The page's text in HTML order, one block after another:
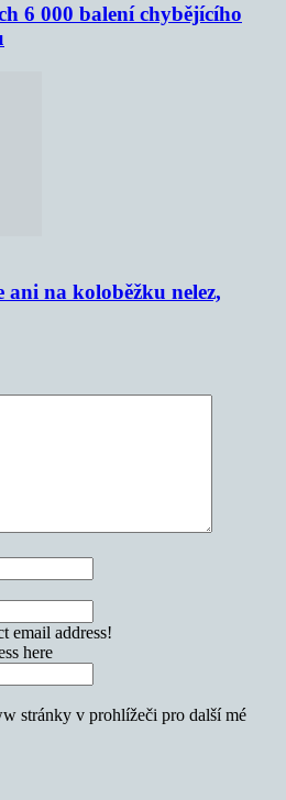
6 000 balení chybějícího
ani na koloběžku nelez,
email address!
here
stránky v prohlížeči pro další mé